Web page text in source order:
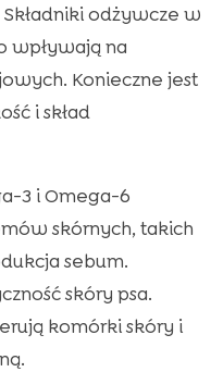
odżywcze w
wpływają na
Konieczne jest
i skład
3 i Omega-6
skórnych, takich
sebum.
skóry psa.
komórki skóry i